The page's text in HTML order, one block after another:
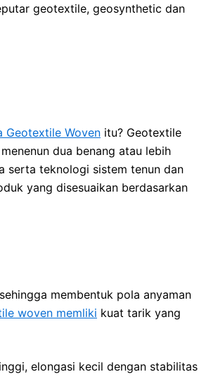
geotextile, geosynthetic dan
Geotextile Woven itu? Geotextile
dua benang atau lebih
serta teknologi sistem tenun dan
yang disesuaikan berdasarkan
membentuk pola anyaman
woven memliki kuat tarik yang
elongasi kecil dengan stabilitas